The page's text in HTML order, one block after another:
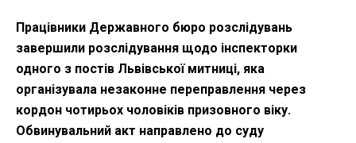
Працівники Державного бюро розслідувань
завершили розслідування щодо інспекторки
одного з постів Львівської митниці, яка
організувала незаконне переправлення через
кордон чотирьох чоловіків призовного віку.
Обвинувальний акт направлено до суду